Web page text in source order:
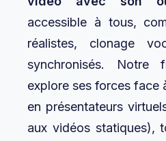
accessible à tous,
réalistes, clonage
synchronisés.
explore ses forces face
en présentateurs
aux vidéos statiques),